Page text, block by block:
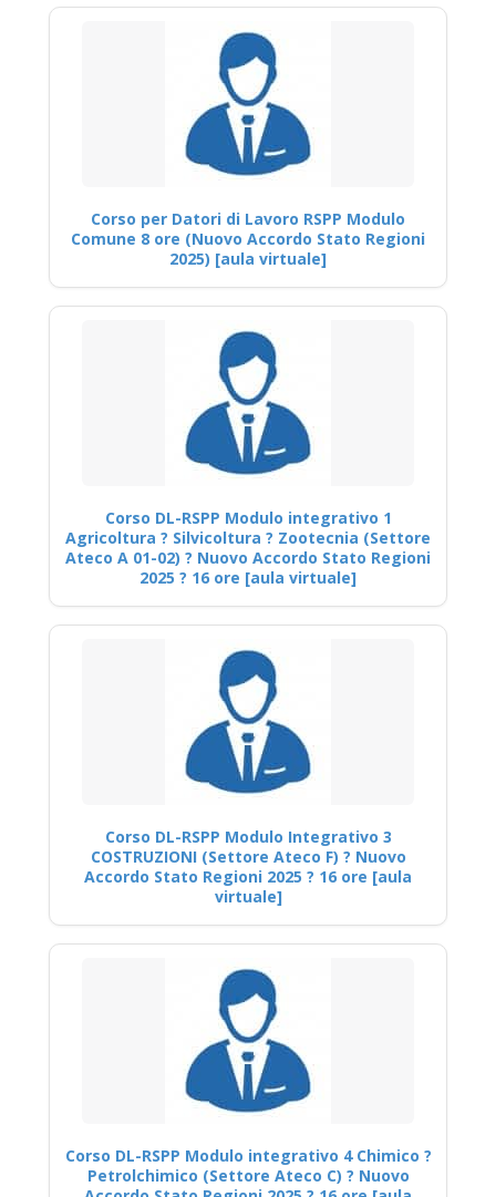
Corso per Datori di Lavoro RSPP Modulo
Comune 8 ore (Nuovo Accordo Stato Regioni
2025) [aula virtuale]
Corso DL-RSPP Modulo integrativo 1
Agricoltura ? Silvicoltura ? Zootecnia (Settore
Ateco A 01-02) ? Nuovo Accordo Stato Regioni
2025 ? 16 ore [aula virtuale]
Corso DL-RSPP Modulo Integrativo 3
COSTRUZIONI (Settore Ateco F) ? Nuovo
Accordo Stato Regioni 2025 ? 16 ore [aula
virtuale]
Corso DL-RSPP Modulo integrativo 4 Chimico ?
Petrolchimico (Settore Ateco C) ? Nuovo